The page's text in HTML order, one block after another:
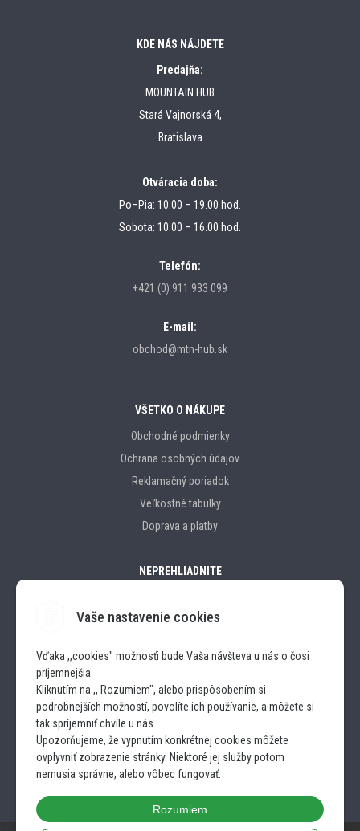
Vaše nastavenie cookies
Vďaka ,,cookies" možnosťi bude Vaša návšteva u nás o čosi
príjemnejšia.
Kliknutím na ,, Rozumiem", alebo prispôsobením si
podrobnejších možností, povolíte ich používanie, a môžete si
tak spríjemniť chvíle u nás.
Upozorňujeme, že vypnutím konkrétnej cookies môžete
ovplyvniť zobrazenie stránky. Niektoré jej služby potom
nemusia správne, alebo vôbec fungovať.
Rozumiem
KDE NÁS NÁJDETE
Predajňa:
MOUNTAIN HUB
Stará Vajnorská 4,
Bratislava
Otváracia doba:
Po–Pia: 10.00 – 19.00 hod.
Sobota: 10.00 – 16.00 hod.
Telefón:
+421 (0) 911 933 099
E-mail:
obchod@mtn-hub.sk
VŠETKO O NÁKUPE
Obchodné podmienky
Ochrana osobných údajov
Reklamačný poriadok
Veľkostné tabulky
Doprava a platby
NEPREHLIADNITE
INSTAGRAM
FACEBOOK